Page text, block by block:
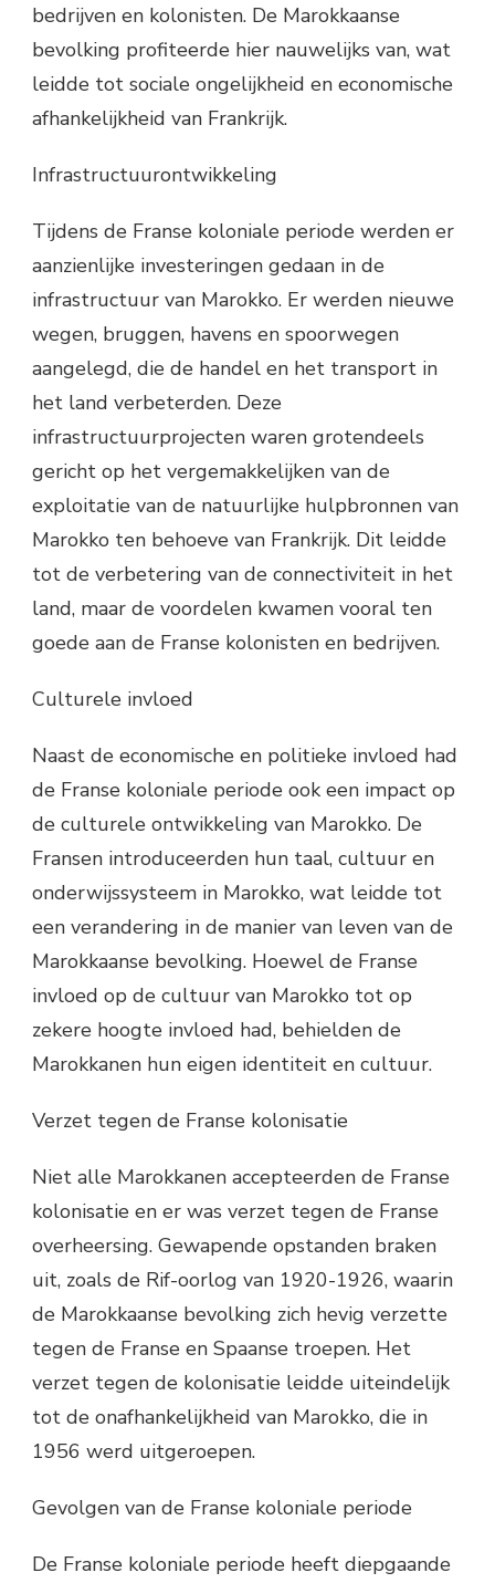
bedrijven en kolonisten. De Marokkaanse
bevolking profiteerde hier nauwelijks van, wat
leidde tot sociale ongelijkheid en economische
afhankelijkheid van Frankrijk.
Infrastructuurontwikkeling
Tijdens de Franse koloniale periode werden er
aanzienlijke investeringen gedaan in de
infrastructuur van Marokko. Er werden nieuwe
wegen, bruggen, havens en spoorwegen
aangelegd, die de handel en het transport in
het land verbeterden. Deze
infrastructuurprojecten waren grotendeels
gericht op het vergemakkelijken van de
exploitatie van de natuurlijke hulpbronnen van
Marokko ten behoeve van Frankrijk. Dit leidde
tot de verbetering van de connectiviteit in het
land, maar de voordelen kwamen vooral ten
goede aan de Franse kolonisten en bedrijven.
Culturele invloed
Naast de economische en politieke invloed had
de Franse koloniale periode ook een impact op
de culturele ontwikkeling van Marokko. De
Fransen introduceerden hun taal, cultuur en
onderwijssysteem in Marokko, wat leidde tot
een verandering in de manier van leven van de
Marokkaanse bevolking. Hoewel de Franse
invloed op de cultuur van Marokko tot op
zekere hoogte invloed had, behielden de
Marokkanen hun eigen identiteit en cultuur.
Verzet tegen de Franse kolonisatie
Niet alle Marokkanen accepteerden de Franse
kolonisatie en er was verzet tegen de Franse
overheersing. Gewapende opstanden braken
uit, zoals de Rif-oorlog van 1920-1926, waarin
de Marokkaanse bevolking zich hevig verzette
tegen de Franse en Spaanse troepen. Het
verzet tegen de kolonisatie leidde uiteindelijk
tot de onafhankelijkheid van Marokko, die in
1956 werd uitgeroepen.
Gevolgen van de Franse koloniale periode
De Franse koloniale periode heeft diepgaande